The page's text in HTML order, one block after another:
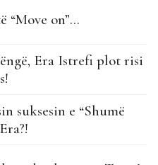
“Move on”…
Era Istrefi plot risi
suksesin e “Shumë